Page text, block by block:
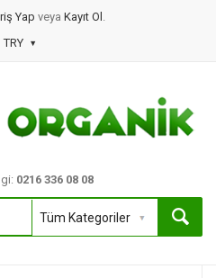
Yap veya Kayıt Ol .
TRY
0216 336 08 08